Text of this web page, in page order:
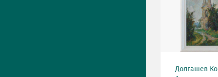
Долгашев